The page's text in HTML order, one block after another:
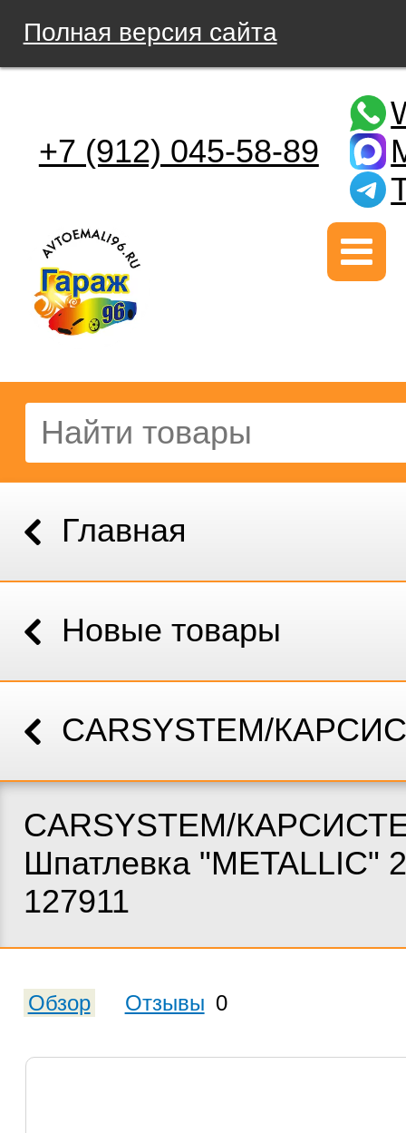
Полная версия сайта
+7 (912) 045-58-89
Главная
Новые товары
CARSYSTEM/
CARSYSTEM/
Шпатлевка "METALLIС" 2
127911
Обзор Отзывы 0